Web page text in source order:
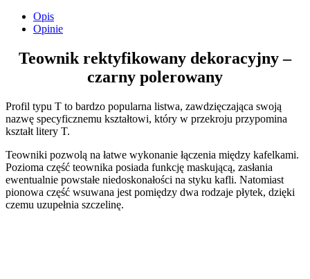
Opis
Opinie
Teownik rektyfikowany dekoracyjny –
czarny polerowany
Profil typu T to bardzo popularna listwa, zawdzięczająca swoją
nazwę specyficznemu kształtowi, który w przekroju przypomina
kształt litery T.
Teowniki pozwolą na łatwe wykonanie łączenia między kafelkami.
Pozioma część teownika posiada funkcję maskującą, zasłania
ewentualnie powstałe niedoskonałości na styku kafli. Natomiast
pionowa część wsuwana jest pomiędzy dwa rodzaje płytek, dzięki
czemu uzupełnia szczelinę.